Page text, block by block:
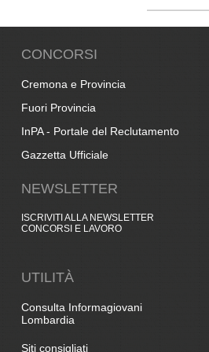
CONCORSI
Cremona e Provincia
Fuori Provincia
InPA - Portale del Reclutamento
Gazzetta Ufficiale
NEWSLETTER
ISCRIVITI ALLA NEWSLETTER
CONCORSI E LAVORO
UTILITÀ
Consulta Informagiovani
Lombardia
Siti consigliati